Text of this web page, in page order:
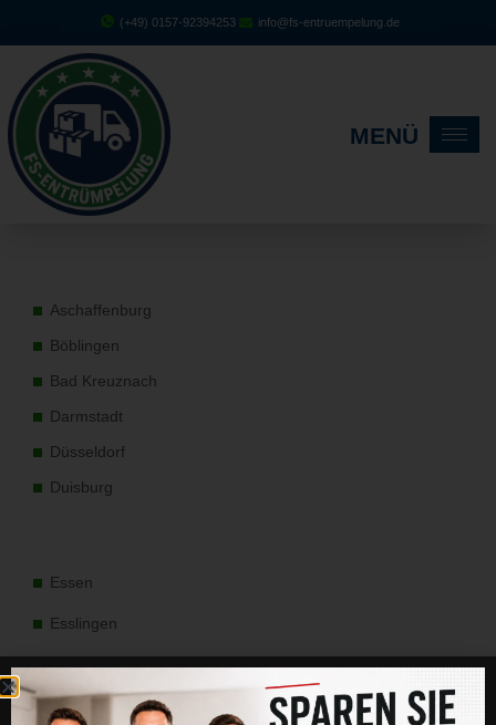
(+49) 0157-92394253 info@fs-entruempelung.de
MENÜ
Aschaffenburg
Böblingen
Bad Kreuznach
Darmstadt
Düsseldorf
Duisburg
Essen
Esslingen
Filderstadt
Friedberg